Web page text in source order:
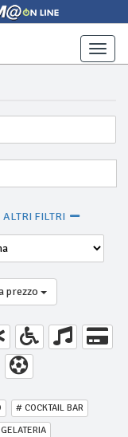
Toggle
FILTRI
prezzo
# COCKTAIL BAR